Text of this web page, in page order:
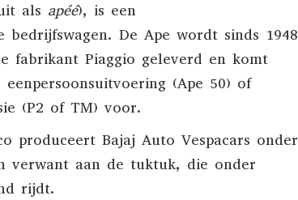
als apéé), is een
bedrijfswagen. De Ape wordt sinds 1948
fabrikant Piaggio geleverd en komt
(Ape 50) of
(P2 of TM) voor.
produceert Bajaj Auto Vespacars onder
verwant aan de tuktuk, die onder
rijdt.